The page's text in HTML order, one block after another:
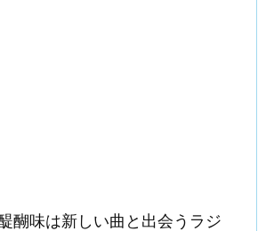
醐味は新しい曲と出会うラジ